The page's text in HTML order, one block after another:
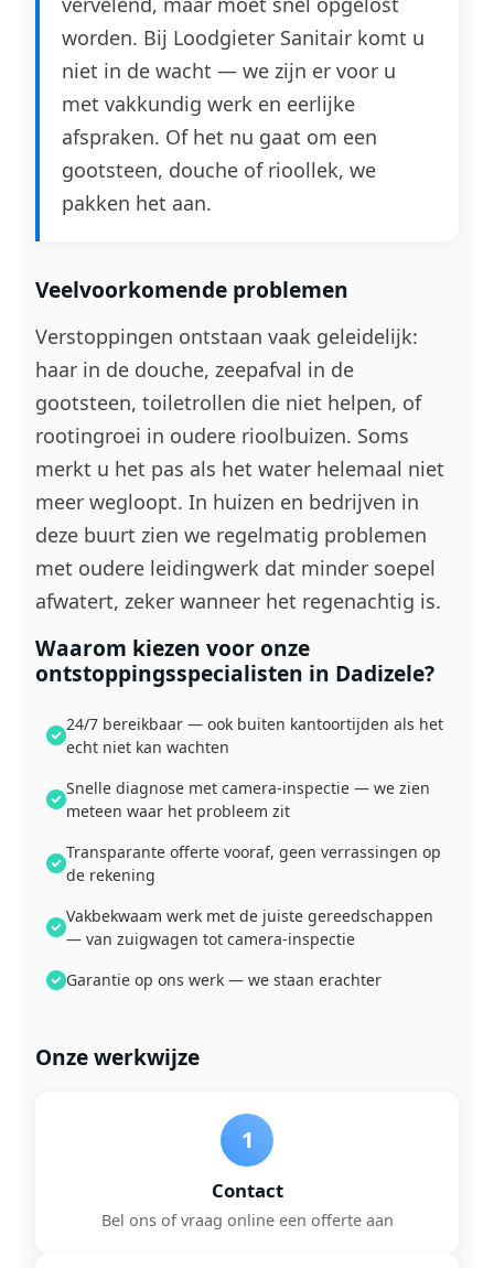
worden. Bij Loodgieter Sanitair komt u
niet in de wacht — we zijn er voor u
met vakkundig werk en eerlijke
afspraken. Of het nu gaat om een
gootsteen, douche of rioollek, we
pakken het aan.
Veelvoorkomende problemen
Verstoppingen ontstaan vaak geleidelijk:
haar in de douche, zeepafval in de
gootsteen, toiletrollen die niet helpen, of
rootingroei in oudere rioolbuizen. Soms
merkt u het pas als het water helemaal niet
meer wegloopt. In huizen en bedrijven in
deze buurt zien we regelmatig problemen
met oudere leidingwerk dat minder soepel
afwatert, zeker wanneer het regenachtig is.
Waarom kiezen voor onze
ontstoppingsspecialisten in Dadizele?
24/7 bereikbaar — ook buiten kantoortijden als het
echt niet kan wachten
Snelle diagnose met camera-inspectie — we zien
meteen waar het probleem zit
Transparante offerte vooraf, geen verrassingen op
de rekening
Vakbekwaam werk met de juiste gereedschappen
— van zuigwagen tot camera-inspectie
Garantie op ons werk — we staan erachter
Onze werkwijze
1
Contact
Bel ons of vraag online een offerte aan